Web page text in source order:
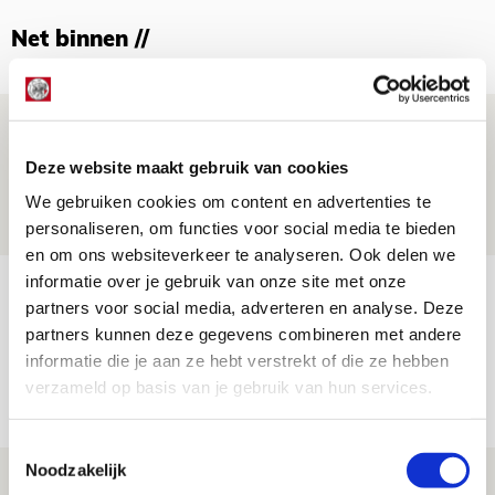
Deze website maakt gebruik van cookies
We gebruiken cookies om content en advertenties te
personaliseren, om functies voor social media te bieden
en om ons websiteverkeer te analyseren. Ook delen we
informatie over je gebruik van onze site met onze
partners voor social media, adverteren en analyse. Deze
partners kunnen deze gegevens combineren met andere
informatie die je aan ze hebt verstrekt of die ze hebben
verzameld op basis van je gebruik van hun services.
Noodzakelijk
Net binnen //
Brandt: ‘Ajax en Cruijff bleven door
mijn hoofd spoken’
07 AUGUSTUS 2026 - 20:02
Míchel geeft blessure-update en
spreekt over Godts, Baas en
aanwinsten
07 AUGUSTUS 2026 - 14:13
Volop enthousiasme in fotoverslag van